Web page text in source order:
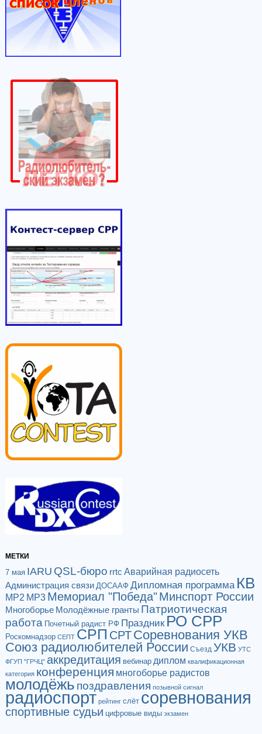
МЕТКИ
7 мая IARU QSL-бюро rrtc Аварийная радиосеть
Администрация связи ДОСААФ Дипломная программа КВ
МР2 МР3 Мемориал "Победа"Минспорт России
Многоборье Молодёжные гранты Патриотическая
работа Почетный радист РФ Праздник РО СРР
Роскомнадзор СЕПТ СРП СРТСоревнования УКВ
Союз радиолюбителей России Съезд УКВ УТС
ФГУП "ГРЧЦ" аккредитация вебинар диплом квалификационная
категория конференция многоборье радистов
молодёжь поздравления позывной сигнал
радиоспорт рейтинг слёт соревнования
спортивные судьи цифровые виды экзамен